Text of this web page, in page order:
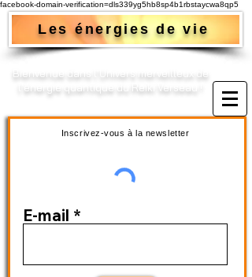
facebook-domain-verification=dls339yg5hb8sp4b1rbstaycwa8qp5
Les énergies de vie
Bienvenue dans l'Univers merveilleux de
l'énergie quantique du Reiki Verseau !​
Inscrivez-vous à la newsletter
E-mail